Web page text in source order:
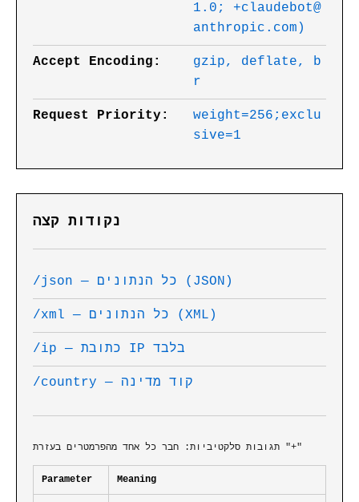
1.0; +claudebot@
anthropic.com)
Accept Encoding:
gzip, deflate, b
r
Request Priority:
weight=256;exclu
sive=1
נקודות קצה
/json — כל הנתונים (JSON)
/xml — כל הנתונים (XML)
/ip — כתובת IP בלבד
/country — קוד מדינה
תגובות סלקטיביות: חבר כל אחד מהפרמטרים בעזרת "+"
Parameter Meaning